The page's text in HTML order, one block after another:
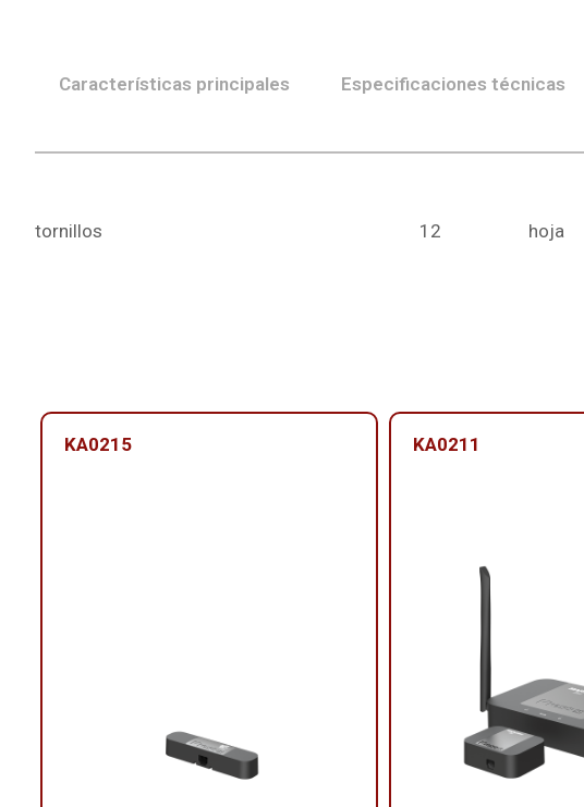
Características principales Especificaciones técnicas
tornillos 12 hoja
KA0215 KA0211